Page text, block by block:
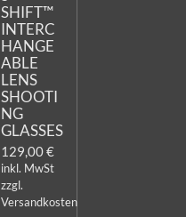
SHIFT™
INTERC
HANGE
ABLE
LENS
SHOOTI
NG
GLASSES
129,00 €
inkl. MwSt
zzgl.
Versandkosten